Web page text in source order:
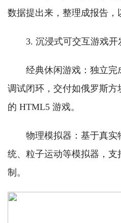
数据提出来，整理成报告，
3. 沉浸式可交互游戏开
经典休闲游戏：独立
调试闭环，交付如俄罗斯方
的 HTML5 游戏。
物理模拟器：基于真
统、粒子运动等模拟器，
制。